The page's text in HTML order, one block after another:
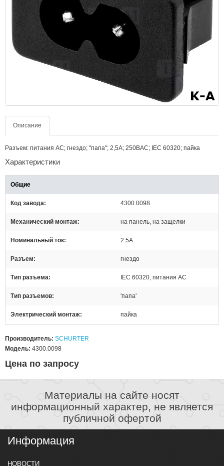
Описание
Разъем: питания AC; гнездо; "папа"; 2,5А; 250ВAC; IEC 60320; пайка
Характеристики
Общие
Код завода 4300.0098
Механический монтаж на панель, на защелки
Номинальный ток 2.5А
Разъем гнездо
Тип разъема IEC 60320, питания AC
Тип разъемов 'папа'
Электрический монтаж пайка
Производитель: SCHURTER
Модель: 4300.0098
Цена по запросу
Материалы на сайте носят
информационный характер, не является
публичной офертой
Информация
НОВОСТИ